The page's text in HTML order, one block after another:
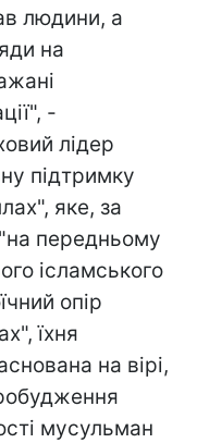
людини, а
на
-
лідер
підтримку
яке, за
передньому
ісламського
опір
їхня
на вірі,
мусульман